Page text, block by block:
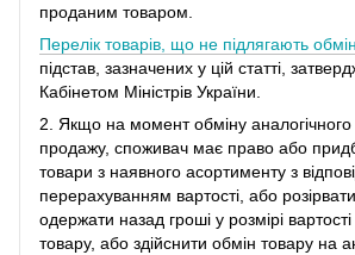
проданим товаром.
Перелік товарів, що не підлягають
підстав, зазначених у цій статті,
Кабінетом Міністрів України.
2. Якщо на момент обміну
продажу, споживач має право або
товари з наявного асортименту з
перерахуванням вартості, або
одержати назад гроші у розмірі
товару, або здійснити обмін товару на